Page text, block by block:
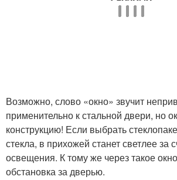
Возможно, слово «окно» звучит
применительно к стальной двери, но
конструкцию! Если выбрать
стекла, в прихожей станет светлее за
освещения. К тому же через такое
обстановка за дверью.